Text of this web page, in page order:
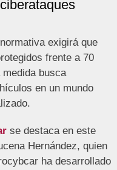
exigirá que
frente a 70
busca
en un mundo
se destaca en este
Hernández, quien
ha desarrollado